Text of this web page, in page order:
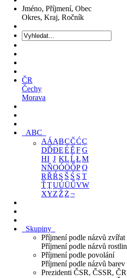
Jméno, Příjmení, Obec
Okres, Kraj, Ročník
ČR
Čechy
Morava
ABC
AÁĄBCČĆÇ
DĎĐEÉĚFG
HI J KLĹŁM
NŇOÓÖŐPQ
RŘŔ S Š Ś Ş T
ŤŢUÚÜŰVW
XYZ Ž Ż¬
Skupiny
Příjmení podle názvů zvířat
Příjmení podle názvů rostlin
Příjmení podle povolání
Příjmení podle názvů barev
Prezidenti ČSR, ČSSR, ČR